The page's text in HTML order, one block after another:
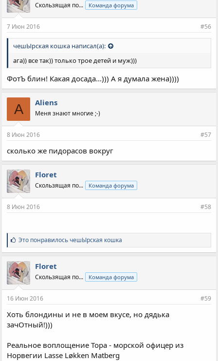
Скользящая по... Команда форума
7 Июн 2016 #56
чешЫрская кошка написал(а):
ага)) все так)) только трое детей и муж)))
ФотЪ блин! Какая досада...))) А я думала жена))))
A Aliens
Меня знают многие ;-)
8 Июн 2016 #57
сколько же пидорасов вокруг
Floret
Скользящая по... Команда форума
8 Июн 2016 #58
С
и
м
п
а
т
и
:
Это понравилось чешЫрская кошка
Floret
Скользящая по... Команда форума
16 Июн 2016 #59
Хоть блондины и не в моем вкусе, но дядька
зачОтный!)))
Реальное воплощение Тора - морской офицер из
Норвегии Lasse Løkken Matberg